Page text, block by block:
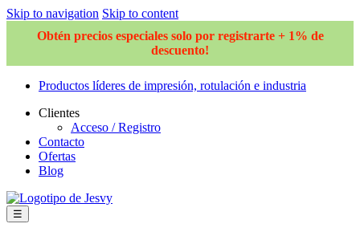
Skip to navigation Skip to content
Obtén precios especiales solo por registrarte + 1% de
descuento!
Productos líderes de impresión, rotulación e industria
Clientes
Acceso / Registro
Contacto
Ofertas
Blog
☰